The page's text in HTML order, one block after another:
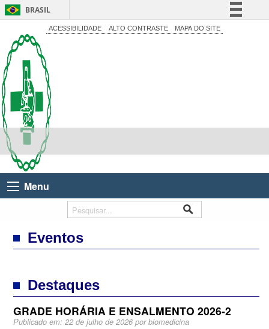
BRASIL
Simplifique!
ACESSIBILIDADE ALTO CONTRASTE MAPA DO SITE
Menu
Eventos
Destaques
GRADE HORÁRIA E ENSALMENTO 2026-2
Publicado em: 22 de julho de 2026porbiomedicina